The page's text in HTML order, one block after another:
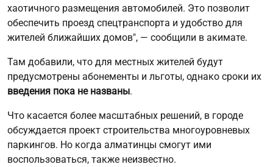
хаотичного размещения автомобилей. Это позволит
обеспечить проезд спецтранспорта и удобство для
жителей ближайших домов", — сообщили в акимате.
Там добавили, что для местных жителей будут
предусмотрены абонементы и льготы, однако сроки их
введения пока не названы.
Что касается более масштабных решений, в городе
обсуждается проект строительства многоуровневых
паркингов. Но когда алматинцы смогут ими
воспользоваться, также неизвестно.